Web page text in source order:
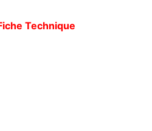
Technique